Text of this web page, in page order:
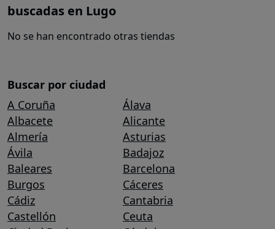
buscadas en Lugo
No se han encontrado otras tiendas
Buscar por ciudad
A Coruña
Álava
Albacete
Alicante
Almería
Asturias
Ávila
Badajoz
Baleares
Barcelona
Burgos
Cáceres
Cádiz
Cantabria
Castellón
Ceuta